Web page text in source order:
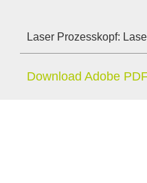
Laser Prozesskopf:
Download Adobe